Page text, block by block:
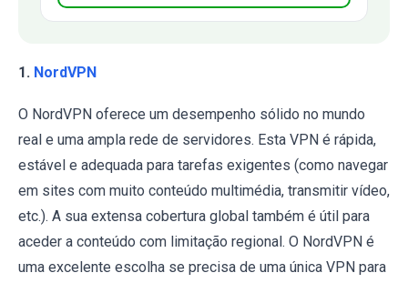
1. NordVPN
O NordVPN oferece um desempenho sólido no mundo
real e uma ampla rede de servidores. Esta VPN é rápida,
estável e adequada para tarefas exigentes (como navegar
em sites com muito conteúdo multimédia, transmitir vídeo,
etc.). A sua extensa cobertura global também é útil para
aceder a conteúdo com limitação regional. O NordVPN é
uma excelente escolha se precisa de uma única VPN para